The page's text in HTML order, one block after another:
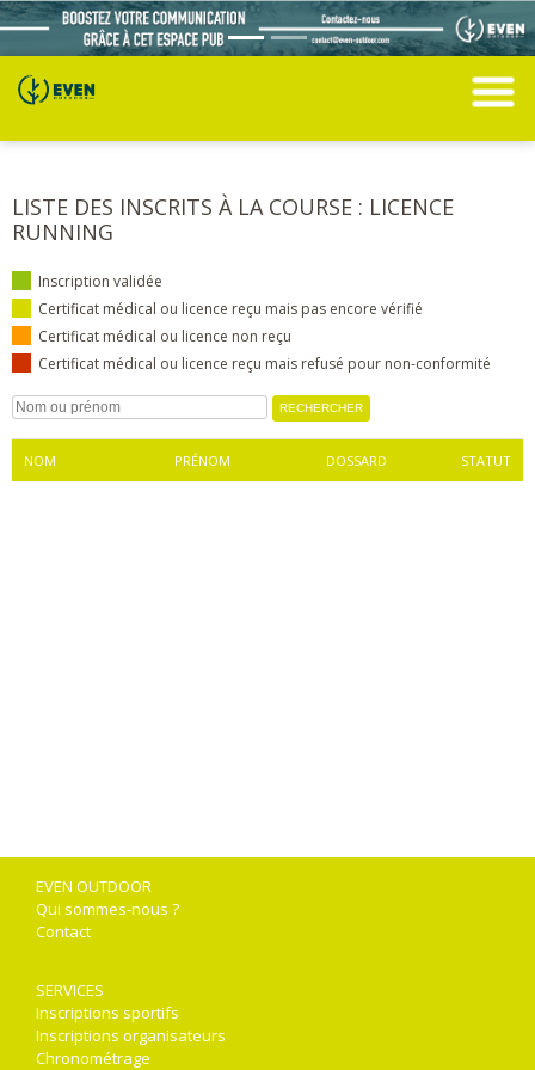
LISTE DES INSCRITS À LA COURSE : LICENCE
RUNNING
Inscription validée
Certificat médical ou licence reçu mais pas encore vérifié
Certificat médical ou licence non reçu
Certificat médical ou licence reçu mais refusé pour non-conformité
NOM PRÉNOM DOSSARD STATUT
EVEN OUTDOOR
Qui sommes-nous ?
Contact
SERVICES
Inscriptions sportifs
Inscriptions organisateurs
Chronométrage